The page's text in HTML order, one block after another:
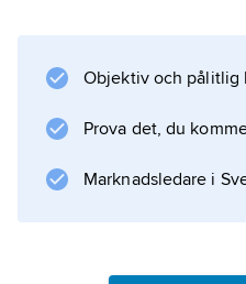
och
. Dessa är
frukterna utvecklas
kärnfria.
Objektiv och pålitlig
Prova det, du
Marknadsledare i